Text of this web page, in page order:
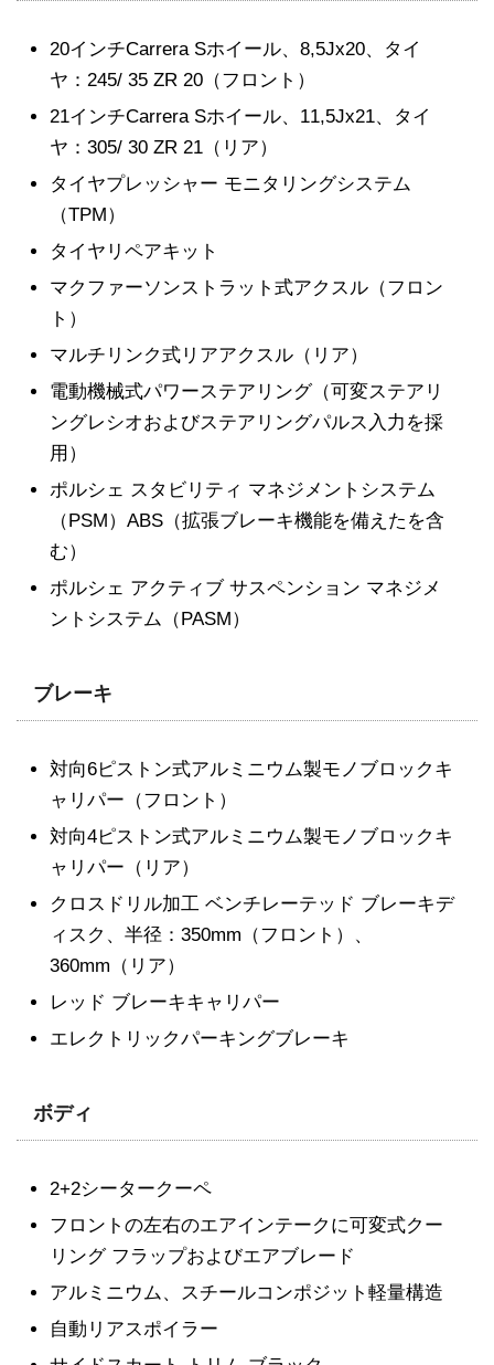
20インチCarrera Sホイール、8,5Jx20、タイ
ヤ：245/ 35 ZR 20（フロント）
21インチCarrera Sホイール、11,5Jx21、タイ
ヤ：305/ 30 ZR 21（リア）
タイヤプレッシャー モニタリングシステム
（TPM）
タイヤリペアキット
マクファーソンストラット式アクスル（フロン
ト）
マルチリンク式リアアクスル（リア）
電動機械式パワーステアリング（可変ステアリ
ングレシオおよびステアリングパルス入力を採
用）
ポルシェ スタビリティ マネジメントシステム
（PSM）ABS（拡張ブレーキ機能を備えたを含
む）
ポルシェ アクティブ サスペンション マネジメ
ントシステム（PASM）
ブレーキ
対向6ピストン式アルミニウム製モノブロックキ
ャリパー（フロント）
対向4ピストン式アルミニウム製モノブロックキ
ャリパー（リア）
クロスドリル加工 ベンチレーテッド ブレーキデ
ィスク、半径：350mm（フロント）、
360mm（リア）
レッド ブレーキキャリパー
エレクトリックパーキングブレーキ
ボディ
2+2シータークーペ
フロントの左右のエアインテークに可変式クー
リング フラップおよびエアブレード
アルミニウム、スチールコンポジット軽量構造
自動リアスポイラー